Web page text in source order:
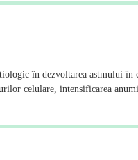
în dezvoltarea astmului
celulare, intensificarea